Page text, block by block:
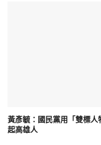
黃彥毓：國民黨用「雙標
起高雄人